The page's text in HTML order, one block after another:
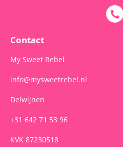
k
r
a
m
Contact
My Sweet Rebel
info@mysweetrebel.nl
Delwijnen
+31 642 71 53 96
KVK 87230518